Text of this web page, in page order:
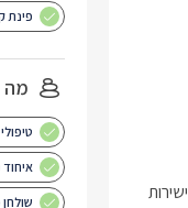
פינת
מה
שולחן